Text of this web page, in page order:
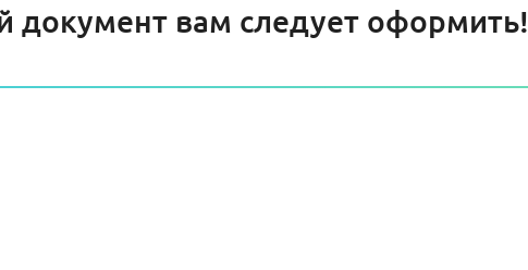
документ вам следует оформить!